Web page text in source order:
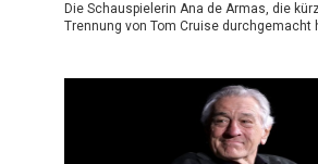
Die Schauspielerin Ana de Armas, die
Trennung von Tom Cruise durchgemacht